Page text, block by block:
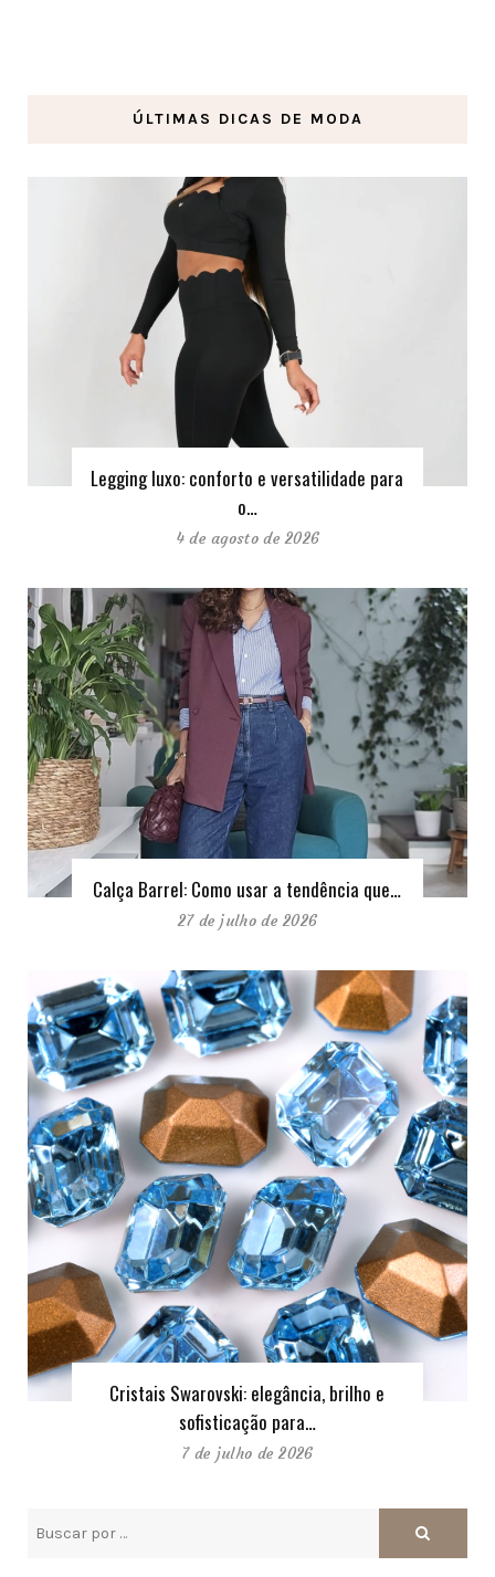
ÚLTIMAS DICAS DE MODA
Legging luxo: conforto e versatilidade para
o…
4 de agosto de 2026
Calça Barrel: Como usar a tendência que…
27 de julho de 2026
Cristais Swarovski: elegância, brilho e
sofisticação para…
7 de julho de 2026